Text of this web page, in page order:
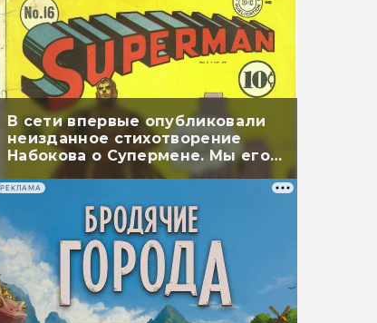
В сети впервые опубликовали
неизданное стихотворение
Набокова о Супермене. Мы его
перевели
РЕКЛАМА